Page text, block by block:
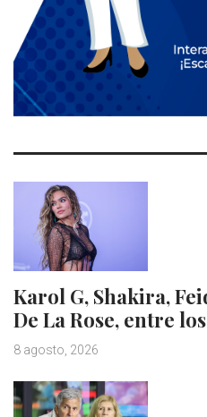
Karol G, Shakira,
De La Rose, entre
8 agosto, 2026